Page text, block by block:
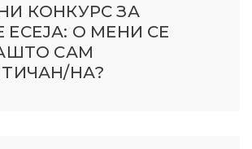
КОНКУРС ЗА
О МЕНИ СЕ
САМ
НА?